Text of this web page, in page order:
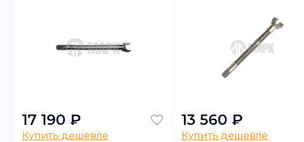
17 190 ₽
Купить дешевле
13 560 ₽
Купить дешевле